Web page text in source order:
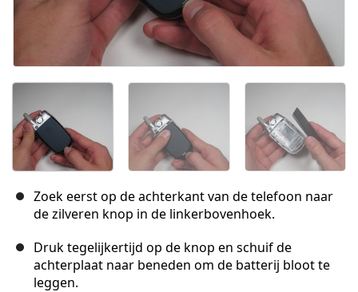
Zoek eerst op de achterkant van de telefoon naar
de zilveren knop in de linkerbovenhoek.
Druk tegelijkertijd op de knop en schuif de
achterplaat naar beneden om de batterij bloot te
leggen.